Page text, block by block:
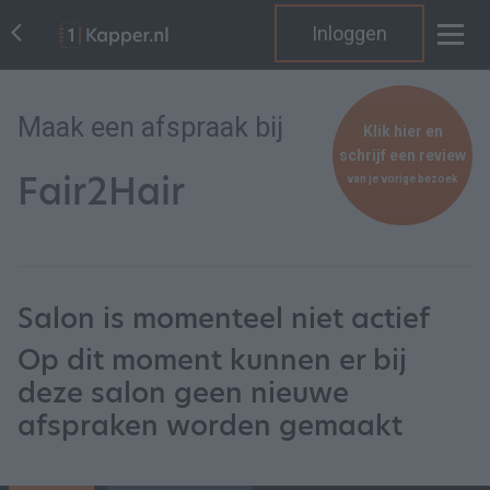
Inloggen
Maak een afspraak bij
Fair2Hair
Klik hier en
schrijf een review
van je vorige bezoek
Salon is momenteel niet actief
Op dit moment kunnen er bij
deze salon geen nieuwe
afspraken worden gemaakt